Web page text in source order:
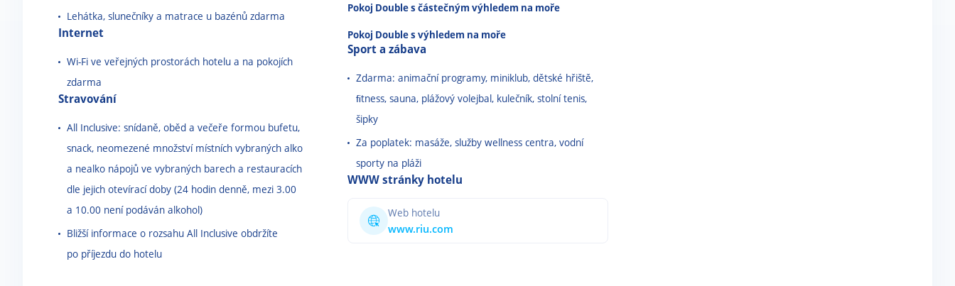
Lehátka, slunečníky a matrace u bazénů zdarma
Internet
Wi-Fi ve veřejných prostorách hotelu a na pokojích
zdarma
Stravování
All Inclusive: snídaně, oběd a večeře formou bufetu,
snack, neomezené množství místních vybraných alko
a nealko nápojů ve vybraných barech a restauracích
dle jejich otevírací doby (24 hodin denně, mezi 3.00
a 10.00 není podáván alkohol)
Bližší informace o rozsahu All Inclusive obdržíte
po příjezdu do hotelu
Pokoj Double s částečným výhledem na moře
Pokoj Double s výhledem na moře
Sport a zábava
Zdarma: animační programy, miniklub, dětské hřiště,
ﬁtness, sauna, plážový volejbal, kulečník, stolní tenis,
šipky
Za poplatek: masáže, služby wellness centra, vodní
sporty na pláži
WWW stránky hotelu
Web hotelu
www.riu.com